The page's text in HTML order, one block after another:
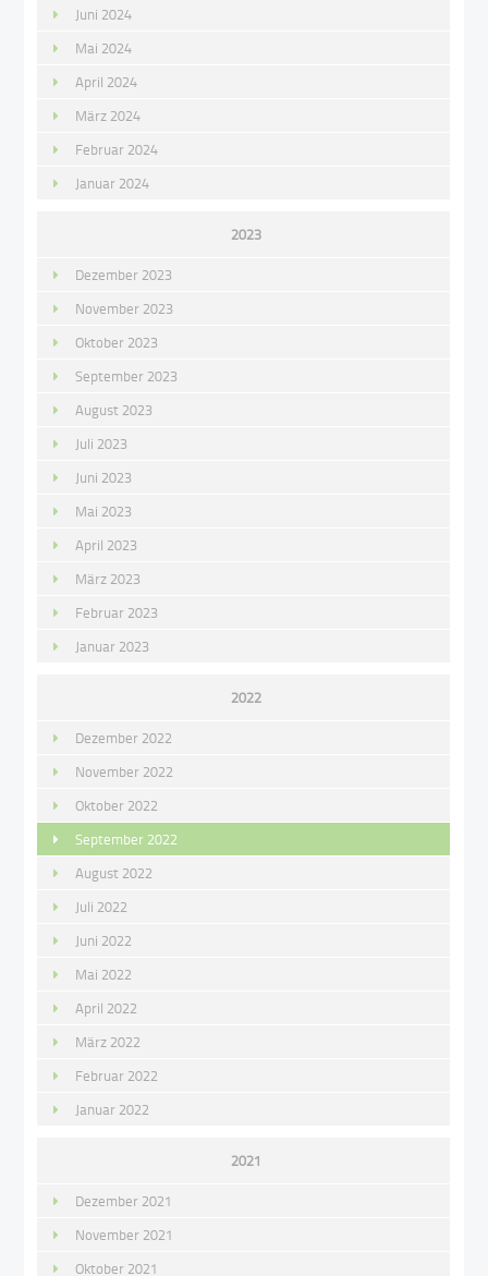
Juni 2024
Mai 2024
April 2024
März 2024
Februar 2024
Januar 2024
2023
Dezember 2023
November 2023
Oktober 2023
September 2023
August 2023
Juli 2023
Juni 2023
Mai 2023
April 2023
März 2023
Februar 2023
Januar 2023
2022
Dezember 2022
November 2022
Oktober 2022
September 2022
August 2022
Juli 2022
Juni 2022
Mai 2022
April 2022
März 2022
Februar 2022
Januar 2022
2021
Dezember 2021
November 2021
Oktober 2021